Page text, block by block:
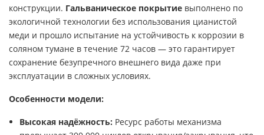
конструкции. Гальваническое покрытие выполнено по
экологичной технологии без использования цианистой
меди и прошло испытание на устойчивость к коррозии в
соляном тумане в течение 72 часов — это гарантирует
сохранение безупречного внешнего вида даже при
эксплуатации в сложных условиях.
Особенности модели:
Высокая надёжность: Ресурс работы механизма